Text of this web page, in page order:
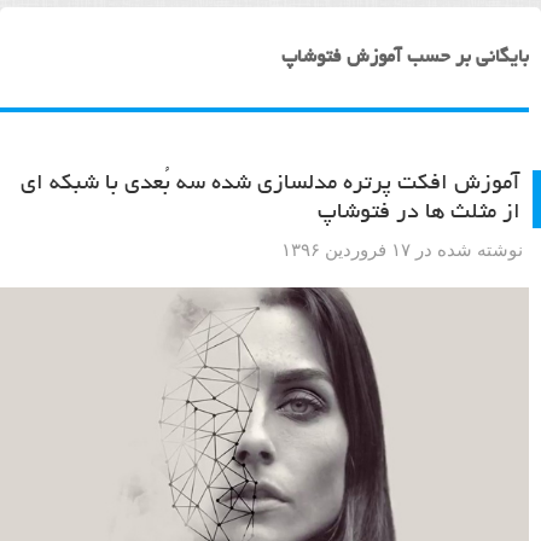
بایگانی بر حسب آموزش فتوشاپ
آموزش افکت پرتره مدلسازی شده سه بُعدی با شبکه ای
از مثلث ها در فتوشاپ
نوشته شده در ۱۷ فروردین ۱۳۹۶